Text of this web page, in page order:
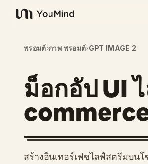
YouMind
พรอมต์›ภาพ พรอมต์›GPT IMAGE 2
ม็อกอัป UI
สร้างอินเทอร์เฟซไลฟ์สตรีมบน